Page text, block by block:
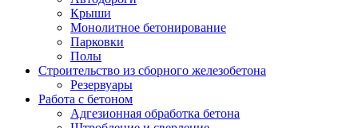
Крыши
Монолитное бетонирование
Парковки
Полы
Строительство из сборного железобетона
Резервуары
Работа с бетоном
Адгезионная обработка бетона